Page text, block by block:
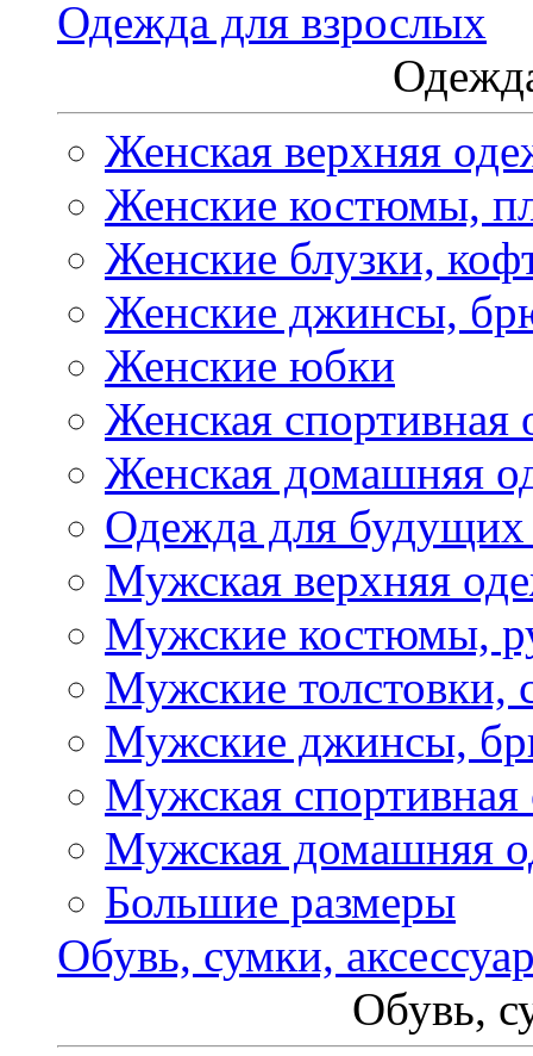
Одежда для взрослых
Женская верхняя
Женские костюмы,
Женские блузки,
Женские джинсы,
Женские юбки
Женская спортивная
Женская домашняя
Одежда для
Мужская верхняя
Мужские костюмы,
Мужские толстовки,
Мужские джинсы,
Мужская спортивная
Мужская домашняя
Большие размеры
Обувь, сумки,
Обувь,